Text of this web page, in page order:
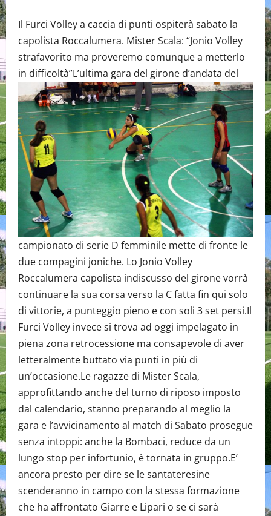
Il Furci Volley a caccia di punti ospiterà sabato la
capolista Roccalumera. Mister Scala: “Jonio Volley
strafavorito ma proveremo comunque a metterlo
in difficoltà”L’ultima gara del girone d’andata del
campionato di serie D femminile mette di fronte le
due compagini joniche. Lo Jonio Volley
Roccalumera capolista indiscusso del girone vorrà
continuare la sua corsa verso la C fatta fin qui solo
di vittorie, a punteggio pieno e con soli 3 set persi.Il
Furci Volley invece si trova ad oggi impelagato in
piena zona retrocessione ma consapevole di aver
letteralmente buttato via punti in più di
un’occasione.Le ragazze di Mister Scala,
approfittando anche del turno di riposo imposto
dal calendario, stanno preparando al meglio la
gara e l’avvicinamento al match di Sabato prosegue
senza intoppi: anche la Bombaci, reduce da un
lungo stop per infortunio, è tornata in gruppo.E’
ancora presto per dire se le santateresine
scenderanno in campo con la stessa formazione
che ha affrontato Giarre e Lipari o se ci sarà